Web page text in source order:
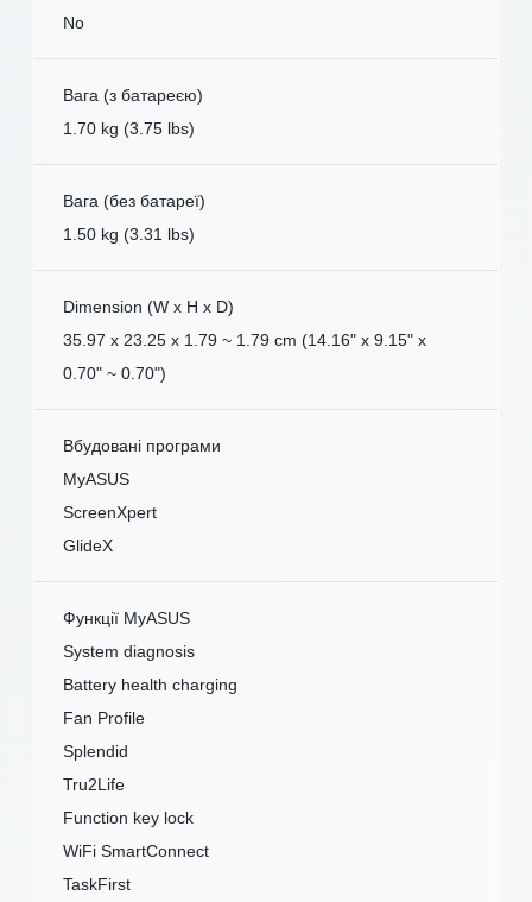
No
Вага (з батареєю)
1.70 kg (3.75 lbs)
Вага (без батареї)
1.50 kg (3.31 lbs)
Dimension (W x H x D)
35.97 x 23.25 x 1.79 ~ 1.79 cm (14.16" x 9.15" x
0.70" ~ 0.70")
Вбудовані програми
MyASUS
ScreenXpert
GlideX
Функції MyASUS
System diagnosis
Battery health charging
Fan Profile
Splendid
Tru2Life
Function key lock
WiFi SmartConnect
TaskFirst